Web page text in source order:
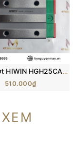
Con trượt HIWIN HGH25CA/ H25C/ HG25 (84x48x40mm)
510.000₫